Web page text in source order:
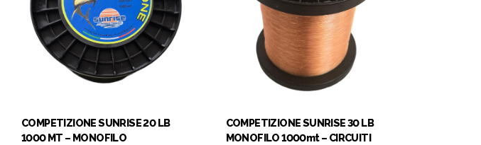
COMPETIZIONE SUNRISE 20 LB
1000 MT – MONOFILO
COMPETIZIONE SUNRISE 30 LB
MONOFILO 1000mt – CIRCUITI